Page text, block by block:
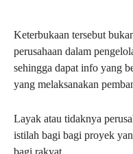
Keterbukaan tersebut
perusahaan dalam
sehingga dapat info yang
yang melaksanakan
Layak atau tidaknya
istilah bagi bagi proyek